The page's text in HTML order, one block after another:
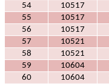
54
10517
55
10517
56
10517
57
10521
58
10521
59
10604
60
10604